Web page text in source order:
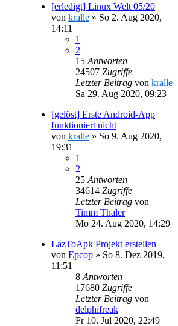
[erledigt] Linux Welt 05/20
von kralle » So 2. Aug 2020,
14:11
1
2
15 Antworten
24507 Zugriffe
Letzter Beitrag von kralle
Sa 29. Aug 2020, 09:23
[gelöst] Erste Android-App
funktioniert nicht
von kralle » So 9. Aug 2020,
19:31
1
2
25 Antworten
34614 Zugriffe
Letzter Beitrag von
Timm Thaler
Mo 24. Aug 2020, 14:29
LazToApk Projekt erstellen
von Epcop » So 8. Dez 2019,
11:51
8 Antworten
17680 Zugriffe
Letzter Beitrag von
delphifreak
Fr 10. Jul 2020, 22:49